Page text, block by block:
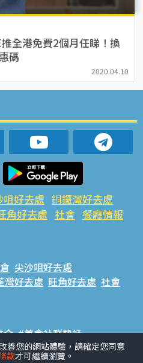
全港免費2個月任睇！換
碼
2020.04.10
咀好去處 銅鑼灣好去處
角好去處 社會 餐廳情報
尖沙咀好去處
灣好去處 旺角好去處 社會
介 #美食社群熱話
應用程式 #限時搶
善您的網站體驗，請確定您同意
款才可繼續瀏覽。